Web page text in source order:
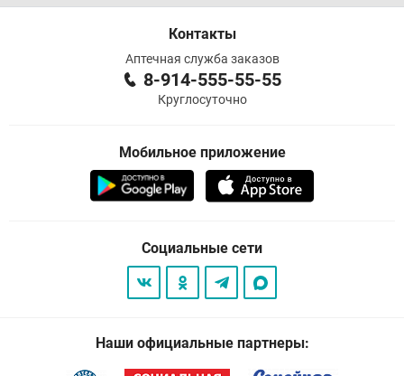
Контакты
Аптечная служба заказов
8-914-555-55-55
Круглосуточно
Мобильное приложение
Социальные сети
Наши официальные партнеры: